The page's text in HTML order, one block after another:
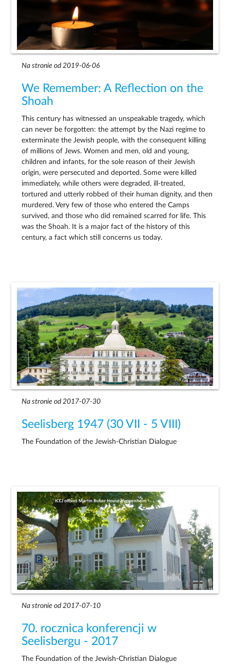
Na stronie od 2019-06-06
We Remember: A Reflection on the
Shoah
This century has witnessed an unspeakable tragedy, which
can never be forgotten: the attempt by the Nazi regime to
exterminate the Jewish people, with the consequent killing
of millions of Jews. Women and men, old and young,
children and infants, for the sole reason of their Jewish
origin, were persecuted and deported. Some were killed
immediately, while others were degraded, ill-treated,
tortured and utterly robbed of their human dignity, and then
murdered. Very few of those who entered the Camps
survived, and those who did remained scarred for life. This
was the Shoah. It is a major fact of the history of this
century, a fact which still concerns us today.
Na stronie od 2017-07-30
Seelisberg 1947 (30 VII - 5 VIII)
The Foundation of the Jewish-Christian Dialogue
Na stronie od 2017-07-10
70. rocznica konferencji w
Seelisbergu - 2017
The Foundation of the Jewish-Christian Dialogue